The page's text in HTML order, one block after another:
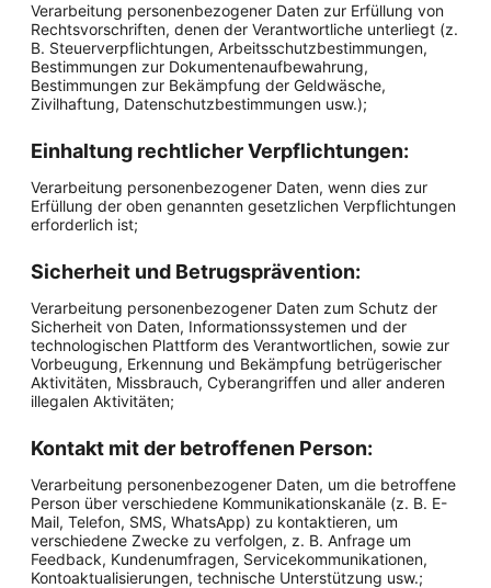
Verarbeitung personenbezogener Daten zur Erfüllung von
Rechtsvorschriften, denen der Verantwortliche unterliegt (z.
B. Steuerverpflichtungen, Arbeitsschutzbestimmungen,
Bestimmungen zur Dokumentenaufbewahrung,
Bestimmungen zur Bekämpfung der Geldwäsche,
Zivilhaftung, Datenschutzbestimmungen usw.);
Einhaltung rechtlicher Verpflichtungen:
Verarbeitung personenbezogener Daten, wenn dies zur
Erfüllung der oben genannten gesetzlichen Verpflichtungen
erforderlich ist;
Sicherheit und Betrugsprävention:
Verarbeitung personenbezogener Daten zum Schutz der
Sicherheit von Daten, Informationssystemen und der
technologischen Plattform des Verantwortlichen, sowie zur
Vorbeugung, Erkennung und Bekämpfung betrügerischer
Aktivitäten, Missbrauch, Cyberangriffen und aller anderen
illegalen Aktivitäten;
Kontakt mit der betroffenen Person:
Verarbeitung personenbezogener Daten, um die betroffene
Person über verschiedene Kommunikationskanäle (z. B. E-
Mail, Telefon, SMS, WhatsApp) zu kontaktieren, um
verschiedene Zwecke zu verfolgen, z. B. Anfrage um
Feedback, Kundenumfragen, Servicekommunikationen,
Kontoaktualisierungen, technische Unterstützung usw.;